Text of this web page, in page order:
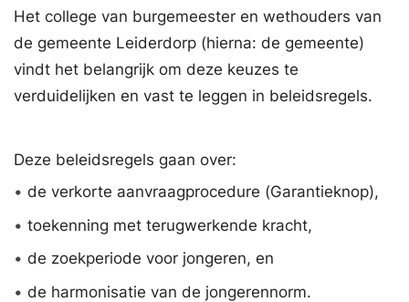
Het college van burgemeester en wethouders van
de gemeente Leiderdorp (hierna: de gemeente)
vindt het belangrijk om deze keuzes te
verduidelijken en vast te leggen in beleidsregels.
Deze beleidsregels gaan over:
• de verkorte aanvraagprocedure (Garantieknop),
• toekenning met terugwerkende kracht,
• de zoekperiode voor jongeren, en
• de harmonisatie van de jongerennorm.